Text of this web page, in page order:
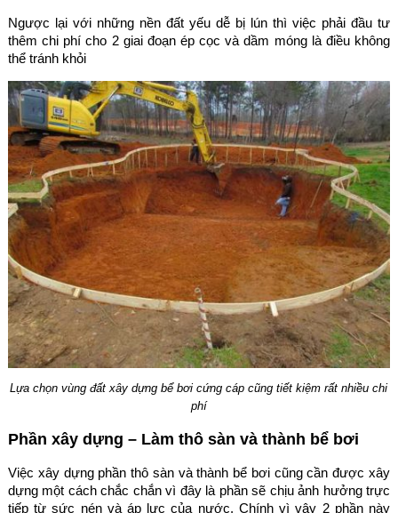
Ngược lại với những nền đất yếu dễ bị lún thì việc phải đầu tư
thêm chi phí cho 2 giai đoạn ép cọc và dầm móng là điều không
thể tránh khỏi
Lựa chọn vùng đất xây dựng bể bơi cứng cáp cũng tiết kiệm rất nhiều chi
phí
Phần xây dựng – Làm thô sàn và thành bể bơi
Việc xây dựng phần thô sàn và thành bể bơi cũng cần được xây
dựng một cách chắc chắn vì đây là phần sẽ chịu ảnh hưởng trực
tiếp từ sức nén và áp lực của nước. Chính vì vậy 2 phần này